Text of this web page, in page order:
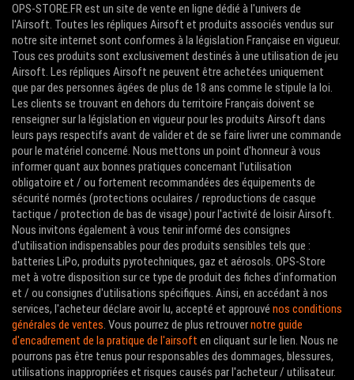
OPS-STORE.FR est un site de vente en ligne dédié à l'univers de
l'Airsoft. Toutes les répliques Airsoft et produits associés vendus sur
notre site internet sont conformes à la législation Française en vigueur.
Tous ces produits sont exclusivement destinés à une utilisation de jeu
Airsoft. Les répliques Airsoft ne peuvent être achetées uniquement
que par des personnes âgées de plus de 18 ans comme le stipule la loi.
Les clients se trouvant en dehors du territoire Français doivent se
renseigner sur la législation en vigueur pour les produits Airsoft dans
leurs pays respectifs avant de valider et de se faire livrer une commande
pour le matériel concerné. Nous mettons un point d'honneur à vous
informer quant aux bonnes pratiques concernant l'utilisation
obligatoire et / ou fortement recommandées des équipements de
sécurité normés (protections oculaires / reproductions de casque
tactique / protection de bas de visage) pour l'activité de loisir Airsoft.
Nous invitons également à vous tenir informé des consignes
d'utilisation indispensables pour des produits sensibles tels que :
batteries LiPo, produits pyrotechniques, gaz et aérosols. OPS-Store
met à votre disposition sur ce type de produit des fiches d'information
et / ou consignes d'utilisations spécifiques. Ainsi, en accédant à nos
services, l'acheteur déclare avoir lu, accepté et approuvé nos conditions
générales de ventes. Vous pourrez de plus retrouvernotre guide
d'encadrement de la pratique de l'airsoft en cliquant sur le lien. Nous ne
pourrons pas être tenus pour responsables des dommages, blessures,
utilisations inappropriées et risques causés par l'acheteur / utilisateur.